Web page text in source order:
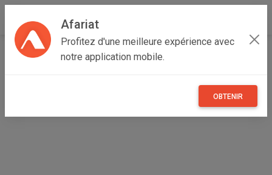
Afariat
Profitez d'une meilleure expérience avec
notre application mobile.
OBTENIR
Accueil Maisons et enfants
Oasis - Sahara